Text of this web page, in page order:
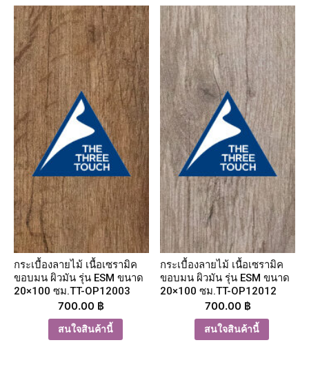
กระเบื้องลายไม้ เนื้อเซรามิค
ขอบมน ผิวมัน รุ่น ESM ขนาด
20×100 ซม.TT-OP12003
700.00 ฿
สนใจสินค้านี้
กระเบื้องลายไม้ เนื้อเซรามิค
ขอบมน ผิวมัน รุ่น ESM ขนาด
20×100 ซม.TT-OP12012
700.00 ฿
สนใจสินค้านี้